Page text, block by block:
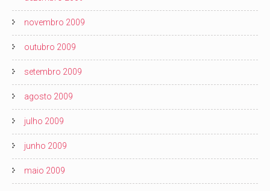
novembro 2009
outubro 2009
setembro 2009
agosto 2009
julho 2009
junho 2009
maio 2009